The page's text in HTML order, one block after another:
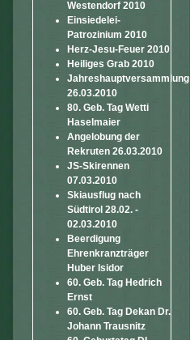
Westendorf 2010
Einsiedelei-
Patrozinium 2010
Herz-Jesu-Feuer 2010
Heiliges Grab 2010
Jahreshauptversammlung
26.03.2010
80. Geb. Tag Wetti
Haselmaier
Angelobung der
Rekruten 26.03.2010
JS-Skirennen
07.03.2010
Skiausflug nach
Südtirol 28.02. -
02.03.2010
Beerdigung
Ehrenkranzträger
Huber Isidor
60. Geb. Tag Hedrich
Ernst
60. Geb. Tag Dekan Dr.
Johann Trausnitz